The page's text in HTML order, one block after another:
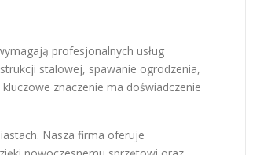
profesjonalnych usług
stalowej, spawanie ogrodzenia,
znaczenie ma doświadczenie
Nasza firma oferuje